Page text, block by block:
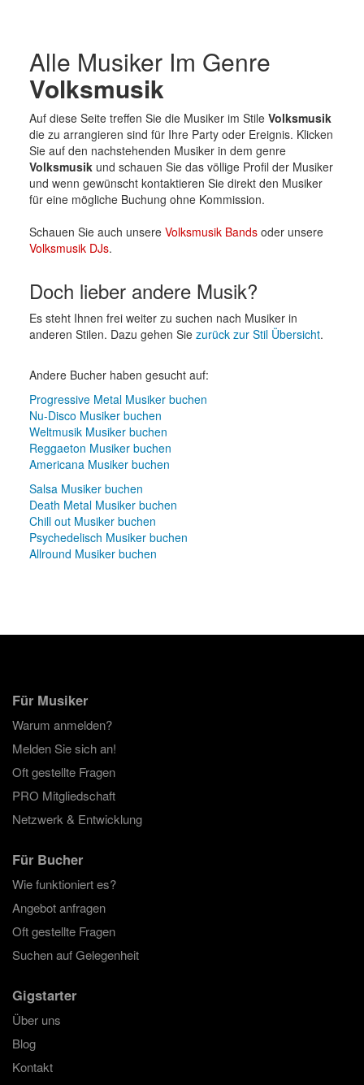
Alle Musiker Im Genre
Volksmusik
Auf diese Seite treffen Sie die Musiker im Stile Volksmusik
die zu arrangieren sind für Ihre Party oder Ereignis. Klicken
Sie auf den nachstehenden Musiker in dem genre
Volksmusikund schauen Sie das völlige Profil der Musiker
und wenn gewünscht kontaktieren Sie direkt den Musiker
für eine mögliche Buchung ohne Kommission.
Schauen Sie auch unsere Volksmusik Bandsoder unsere
Volksmusik DJs.
Doch lieber andere Musik?
Es steht Ihnen frei weiter zu suchen nach Musiker in
anderen Stilen. Dazu gehen Sie zurück zur Stil Übersicht.
Andere Bucher haben gesucht auf:
Progressive Metal Musiker buchen
Nu-Disco Musiker buchen
Weltmusik Musiker buchen
Reggaeton Musiker buchen
Americana Musiker buchen
Salsa Musiker buchen
Death Metal Musiker buchen
Chill out Musiker buchen
Psychedelisch Musiker buchen
Allround Musiker buchen
Für Musiker
Warum anmelden?
Melden Sie sich an!
Oft gestellte Fragen
PRO Mitgliedschaft
Netzwerk & Entwicklung
Für Bucher
Wie funktioniert es?
Angebot anfragen
Oft gestellte Fragen
Suchen auf Gelegenheit
Gigstarter
Über uns
Blog
Kontakt